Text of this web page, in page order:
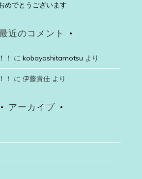
めでとうございます
近のコメント
！ に kobayashitamotsu より
！ に 伊藤貴佳より
アーカイブ